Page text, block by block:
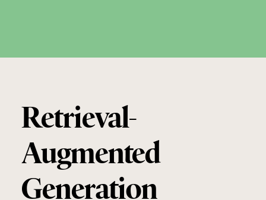
Retrieval-
Augmented
Generation